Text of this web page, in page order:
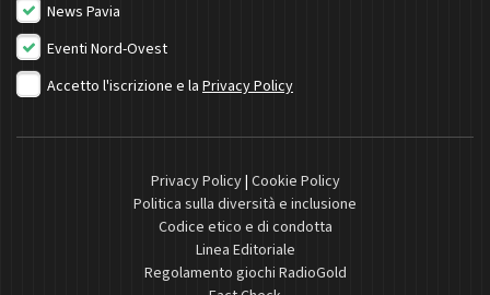
News Pavia
Eventi Nord-Ovest
Accetto l'iscrizione e la Privacy Policy
Privacy Policy| Cookie Policy
Politica sulla diversità e inclusione
Codice etico e di condotta
Linea Editoriale
Regolamento giochi RadioGold